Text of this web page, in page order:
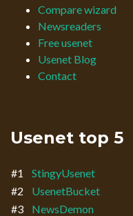
Compare wizard
Newsreaders
Free usenet
Usenet Blog
Contact
Usenet top 5
#1 StingyUsenet
#2
UsenetBucket
#3
NewsDemon